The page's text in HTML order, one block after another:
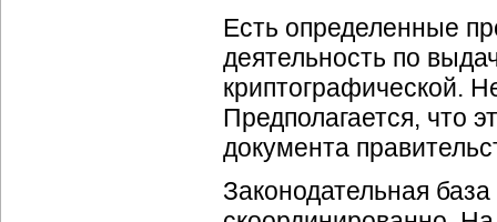
Есть определенные
деятельность по
криптографической.
Предполагается, что
документа
Законодательная